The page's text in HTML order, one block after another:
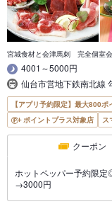
宮城食材と会津馬刺 完全個室
4001～5000円
仙台市営地下鉄南北線
【アプリ予約限定】最大800
ポイントプラス対象店
ス
クーポン
ホットペッパー予約限
→3000円